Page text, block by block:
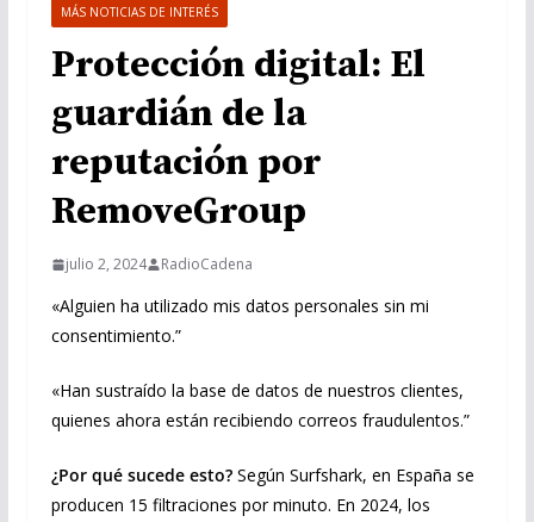
MÁS NOTICIAS DE INTERÉS
Protección digital: El
guardián de la
reputación por
RemoveGroup
julio 2, 2024 RadioCadena
«Alguien ha utilizado mis datos personales sin mi
consentimiento.”
«Han sustraído la base de datos de nuestros clientes,
quienes ahora están recibiendo correos fraudulentos.”
¿Por qué sucede esto? Según Surfshark, en España se
producen 15 filtraciones por minuto. En 2024, los